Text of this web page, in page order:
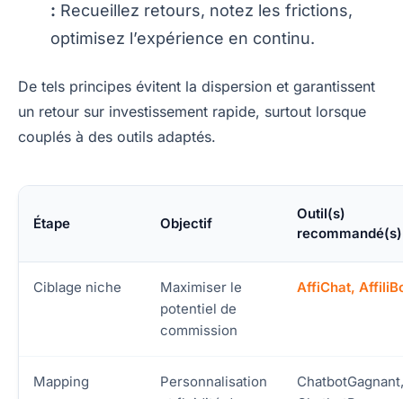
: Recueillez retours, notez les frictions,
optimisez l’expérience en continu.
De tels principes évitent la dispersion et garantissent
un retour sur investissement rapide, surtout lorsque
couplés à des outils adaptés.
Étape Objectif
Outil(s)
recommandé(s)
Ciblage niche
Maximiser le
potentiel de
commission
AffiChat,
Mapping
Personnalisation
ChatbotGagnant,